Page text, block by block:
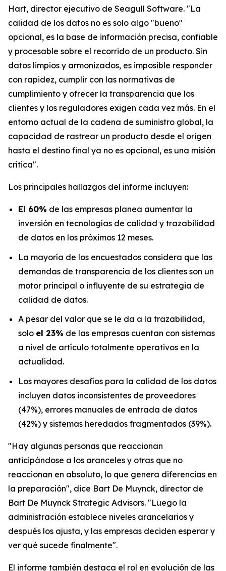
Hart, director ejecutivo de Seagull Software. "La
calidad de los datos no es solo algo "bueno"
opcional, es la base de información precisa, confiable
y procesable sobre el recorrido de un producto. Sin
datos limpios y armonizados, es imposible responder
con rapidez, cumplir con las normativas de
cumplimiento y ofrecer la transparencia que los
clientes y los reguladores exigen cada vez más. En el
entorno actual de la cadena de suministro global, la
capacidad de rastrear un producto desde el origen
hasta el destino final ya no es opcional, es una misión
crítica".
Los principales hallazgos del informe incluyen:
El 60% de las empresas planea aumentar la
inversión en tecnologías de calidad y trazabilidad
de datos en los próximos 12 meses.
La mayoría de los encuestados considera que las
demandas de transparencia de los clientes son un
motor principal o influyente de su estrategia de
calidad de datos.
A pesar del valor que se le da a la trazabilidad,
solo el 23% de las empresas cuentan con sistemas
a nivel de artículo totalmente operativos en la
actualidad.
Los mayores desafíos para la calidad de los datos
incluyen datos inconsistentes de proveedores
(47%), errores manuales de entrada de datos
(42%) y sistemas heredados fragmentados (39%).
"Hay algunas personas que reaccionan
anticipándose a los aranceles y otras que no
reaccionan en absoluto, lo que genera diferencias en
la preparación", dice Bart De Muynck, director de
Bart De Muynck Strategic Advisors. "Luego la
administración establece niveles arancelarios y
después los ajusta, y las empresas deciden esperar y
ver qué sucede finalmente".
El informe también destaca el rol en evolución de las